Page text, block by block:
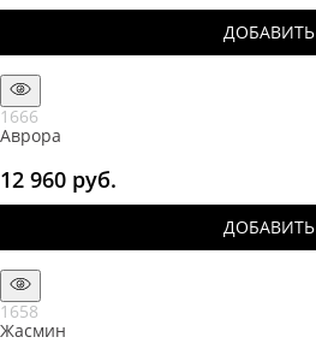
ДОБАВИТЬ
1666
Аврора
12 960 руб.
ДОБАВИТЬ
1658
Жасмин